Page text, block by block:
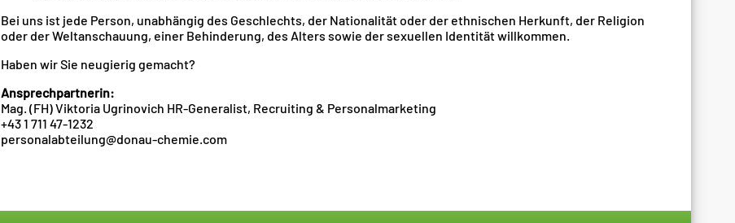
Bei uns ist jede Person, unabhängig des Geschlechts, der Nationalität oder der ethnischen Herkunft, der Religion
oder der Weltanschauung, einer Behinderung, des Alters sowie der sexuellen Identität willkommen.
Haben wir Sie neugierig gemacht?
Ansprechpartnerin:
Mag. (FH) Viktoria Ugrinovich HR-Generalist, Recruiting & Personalmarketing
+43 1 711 47-1232
personalabteilung@donau-chemie.com